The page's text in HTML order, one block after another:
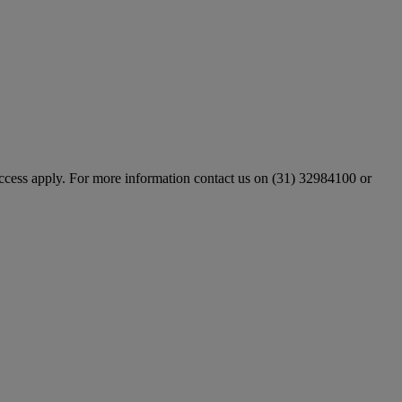
apply. For more information contact us on (31) 32984100 or